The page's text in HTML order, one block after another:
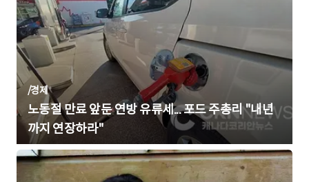
/경제
노동절 만료 앞둔 연방 유류세... 포드 주총리 "내년
까지 연장하라"